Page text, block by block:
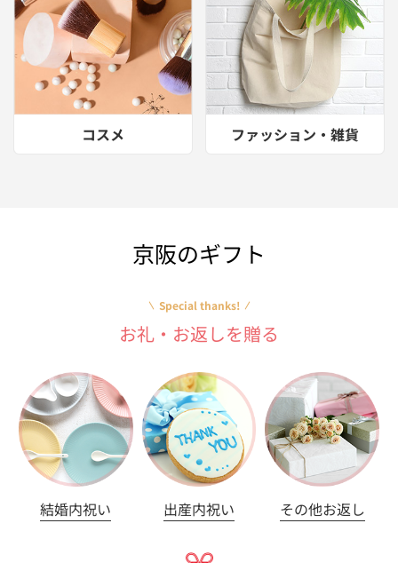
コスメ ファッション・雑貨
京阪のギフト
Special thanks!
お礼・お返しを贈る
結婚内祝い 出産内祝い その他お返し